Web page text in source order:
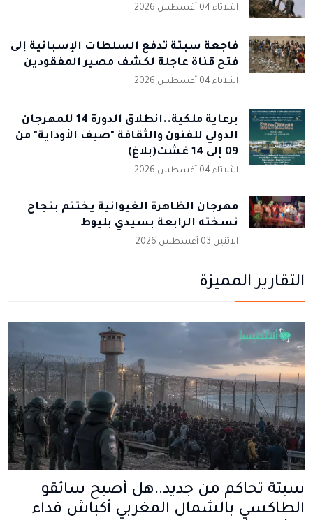
الثلاثاء 04 أغسطس 2026
فاجعة سبتة تدفع السلطات الإسبانية إلى
فتح قناة عاجلة لكشف مصير المفقودين
الثلاثاء 04 أغسطس 2026
برعاية ملكية..انطلاق الدورة 14 للمهرجان
الدولي للفنون والثقافة "صيف الأوداية" من
09 إلى 14 غشت(بلاغ)
الثلاثاء 04 أغسطس 2026
مهرجان الظاهرة الغيوانية يختتم بنجاح
نسخته الرابعة بسيدي بليوط
الاثنين 03 أغسطس 2026
التقارير المميزة
سبتة تحاكم من جديد..هل أصبح سائقو
الطاكسي بالشمال المغربي أكباش فداء